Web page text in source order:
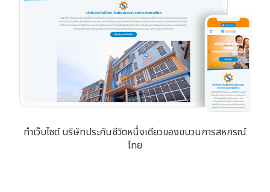
ทำเว็บไซต์ บริษัทประกันชีวิตหนึ่งเดียวของขบวนการสหกรณ์
ไทย